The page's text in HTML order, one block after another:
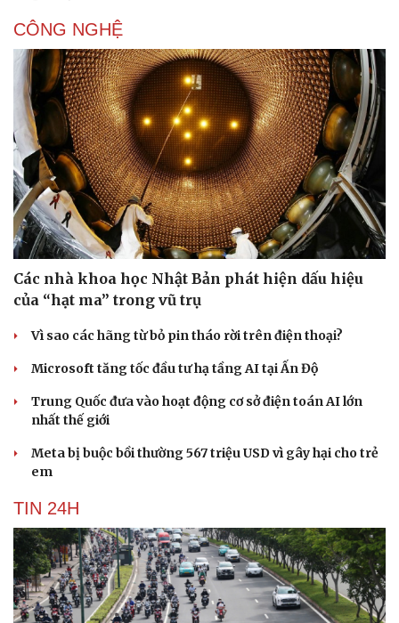
CÔNG NGHỆ
Các nhà khoa học Nhật Bản phát hiện dấu hiệu
của “hạt ma” trong vũ trụ
Vì sao các hãng từ bỏ pin tháo rời trên điện thoại?
Microsoft tăng tốc đầu tư hạ tầng AI tại Ấn Độ
Trung Quốc đưa vào hoạt động cơ sở điện toán AI lớn
nhất thế giới
Meta bị buộc bồi thường 567 triệu USD vì gây hại cho trẻ
em
TIN 24H